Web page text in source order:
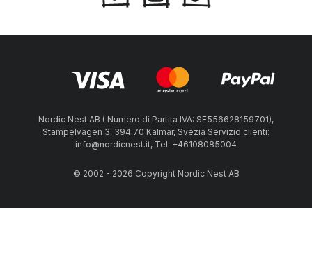
Nordic Nest AB ( Numero di Partita IVA: SE556628159701),
Stämpelvägen 3, 394 70 Kalmar, Svezia Servizio clienti:
info@nordicnest.it, Tel. +46108085004
© 2002 - 2026 Copyright Nordic Nest AB